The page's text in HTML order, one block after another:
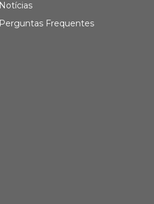
Notícias
Perguntas Frequentes